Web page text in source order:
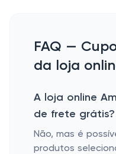
FAQ —
da loja
A loja online
de frete grátis?
Não, mas é
produtos